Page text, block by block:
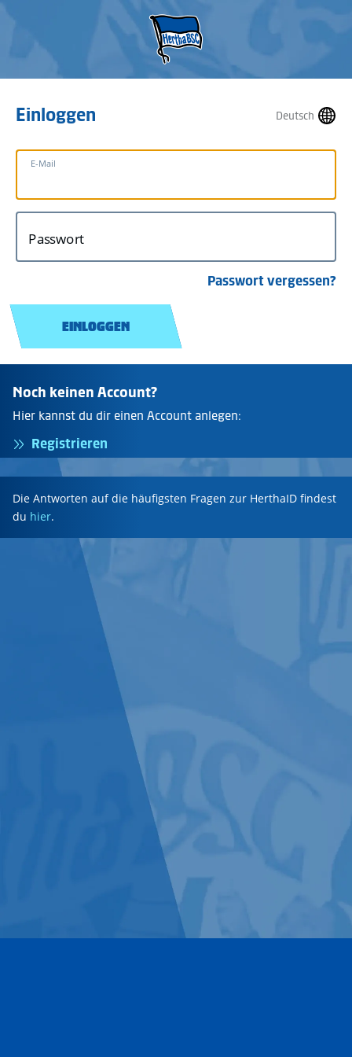
Deutsch
Einloggen
E-Mail
Passwort
Passwort vergessen?
EINLOGGEN
Noch keinen Account?
Hier kannst du dir einen Account anlegen:
Registrieren
Die Antworten auf die häufigsten Fragen zur HerthaID findest
du hier.